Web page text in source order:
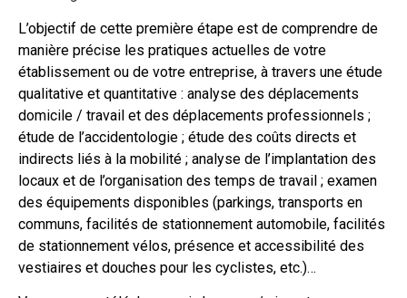
L’objectif de cette première étape est de comprendre de
manière précise les pratiques actuelles de votre
établissement ou de votre entreprise, à travers une étude
qualitative et quantitative : analyse des déplacements
domicile / travail et des déplacements professionnels ;
étude de l’accidentologie ; étude des coûts directs et
indirects liés à la mobilité ; analyse de l’implantation des
locaux et de l’organisation des temps de travail ; examen
des équipements disponibles (parkings, transports en
communs, facilités de stationnement automobile, facilités
de stationnement vélos, présence et accessibilité des
vestiaires et douches pour les cyclistes, etc.)…